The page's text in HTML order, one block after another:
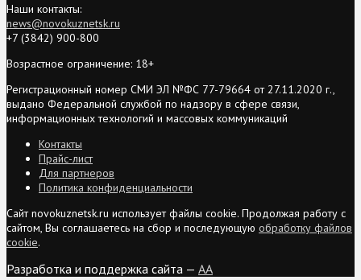
Наши контакты:
news@novokuznetsk.ru
+7 (3842) 900-800
Возрастное ограничение: 18+
Регистрационный номер СМИ ЭЛ №ФС 77-79664 от 27.11.2020 г.,
выдано Федеральной службой по надзору в сфере связи,
информационных технологий и массовых коммуникаций
Контакты
Прайс-лист
Для партнеров
Политика конфиденциальности
Сайт novokuznetsk.ru использует файлы cookie. Продолжая работу с
сайтом, Вы соглашаетесь на сбор и последующую обработку файлов
cookie.
Разработка и поддержка сайта — AA